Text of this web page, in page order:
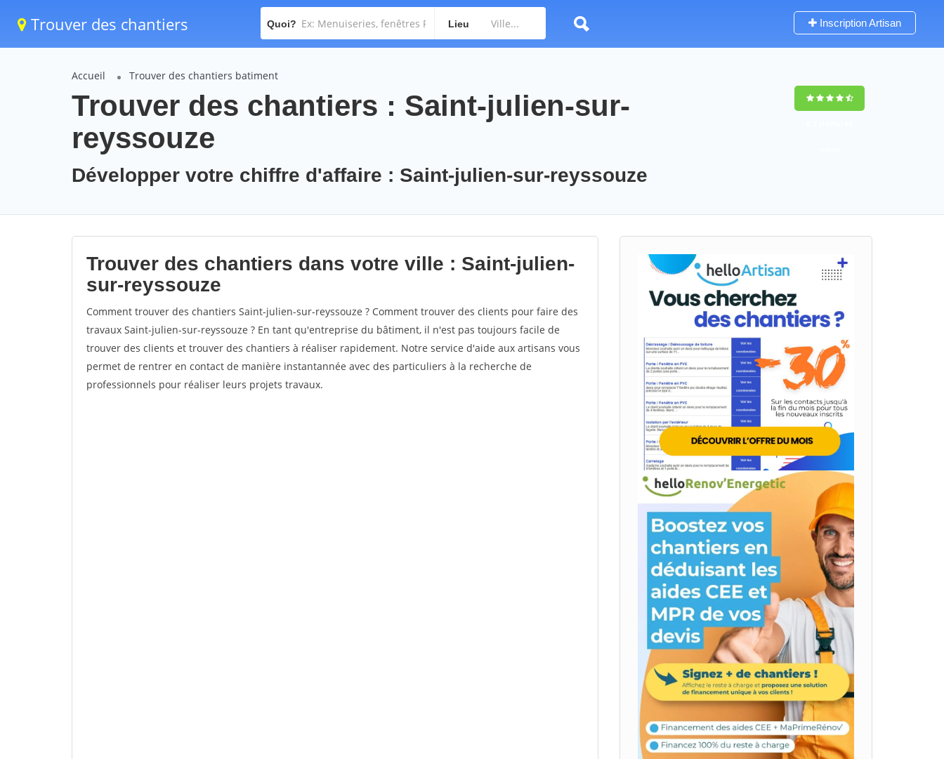
Trouver des chantiers Quoi? Lieu Inscription Artisan
Accueil Trouver des chantiers batiment
Trouver des chantiers : Saint-julien-sur-
reyssouze
Développer votre chiffre d'affaire : Saint-julien-sur-reyssouze
Trouver des chantiers dans votre ville : Saint-julien-
sur-reyssouze
Comment trouver des chantiers Saint-julien-sur-reyssouze ? Comment trouver des clients pour faire des
travaux Saint-julien-sur-reyssouze ? En tant qu'entreprise du bâtiment, il n'est pas toujours facile de
trouver des clients et trouver des chantiers à réaliser rapidement. Notre service d'aide aux artisans vous
permet de rentrer en contact de manière instantannée avec des particuliers à la recherche de
professionnels pour réaliser leurs projets travaux.